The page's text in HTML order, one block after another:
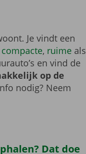
Je vindt een
compacte, ruimeals
en vind de
op de
nodig? Neem
Dat doe